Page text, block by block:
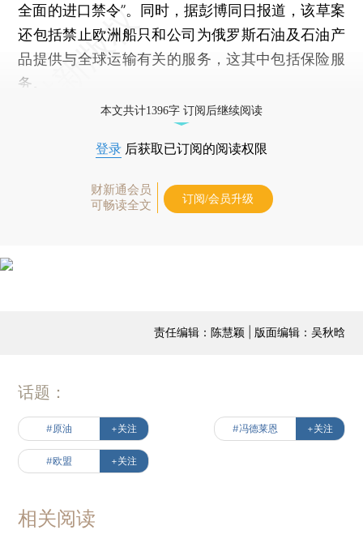
全面的进口禁令”。同时，据彭博同日报道，该草案
还包括禁止欧洲船只和公司为俄罗斯石油及石油产
品提供与全球运输有关的服务，这其中包括保险服
务。
本文共计1396字 订阅后继续阅读
登录 后获取已订阅的阅读权限
财新通会员
可畅读全文
订阅/会员升级
责任编辑：陈慧颖 | 版面编辑：吴秋晗
话题：
#原油 +关注 #冯德莱恩 +关注
#欧盟 +关注
相关阅读